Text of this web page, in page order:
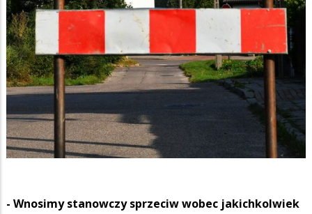
- Wnosimy stanowczy sprzeciw wobec jakichkolwiek